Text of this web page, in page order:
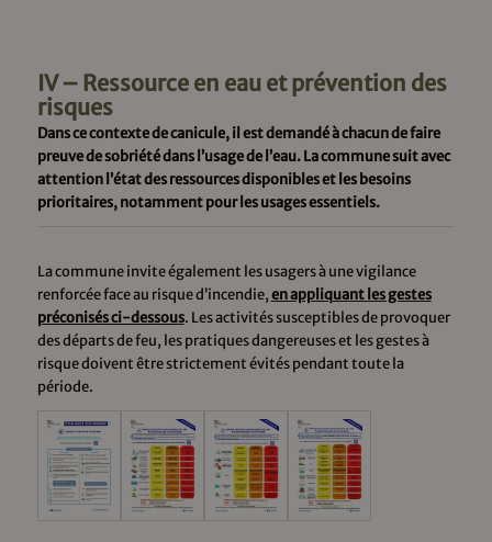
IV – Ressource en eau et prévention des
risques
Dans ce contexte de canicule, il est demandé à chacun de faire
preuve de sobriété dans l’usage de l’eau. La commune suit avec
attention l’état des ressources disponibles et les besoins
prioritaires, notamment pour les usages essentiels.
La commune invite également les usagers à une vigilance
renforcée face au risque d’incendie,en appliquant les gestes
préconisés ci-dessous. Les activités susceptibles de provoquer
des départs de feu, les pratiques dangereuses et les gestes à
risque doivent être strictement évités pendant toute la
période.